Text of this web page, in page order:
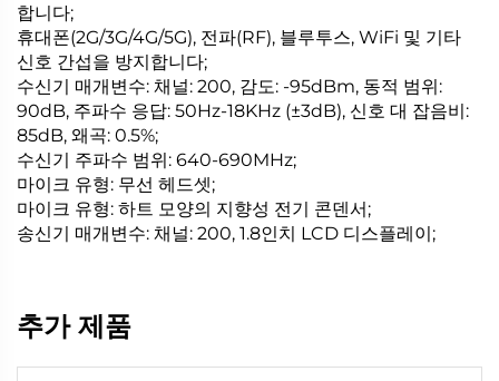
합니다;
휴대폰(2G/3G/4G/5G), 전파(RF), 블루투스, WiFi 및 기타
신호 간섭을 방지합니다;
수신기 매개변수: 채널: 200, 감도: -95dBm, 동적 범위:
90dB, 주파수 응답: 50Hz-18KHz (±3dB), 신호 대 잡음비:
85dB, 왜곡: 0.5%;
수신기 주파수 범위: 640-690MHz;
마이크 유형: 무선 헤드셋;
마이크 유형: 하트 모양의 지향성 전기 콘덴서;
송신기 매개변수: 채널: 200, 1.8인치 LCD 디스플레이;
추가 제품